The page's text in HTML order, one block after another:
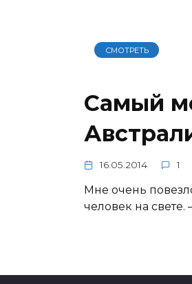
СМОТРЕТЬ
Cамый
16.05.2014 1
Мне очень
человек на